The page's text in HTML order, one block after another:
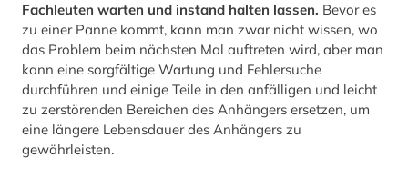
Fachleuten warten und instand halten lassen. Bevor es
zu einer Panne kommt, kann man zwar nicht wissen, wo
das Problem beim nächsten Mal auftreten wird, aber man
kann eine sorgfältige Wartung und Fehlersuche
durchführen und einige Teile in den anfälligen und leicht
zu zerstörenden Bereichen des Anhängers ersetzen, um
eine längere Lebensdauer des Anhängers zu
gewährleisten.